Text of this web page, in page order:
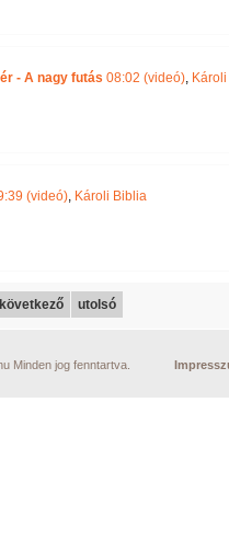
- A nagy futás 08:02 (videó),
(videó), Károli Biblia
következő utolsó
Minden jog fenntartva.